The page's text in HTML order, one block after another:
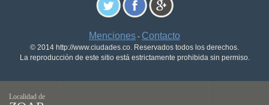
Menciones - Contacto
© 2014 http://www.ciudades.co. Reservados todos los derechos.
La reproducción de este sitio está estrictamente prohibida sin permiso.
Localidad de